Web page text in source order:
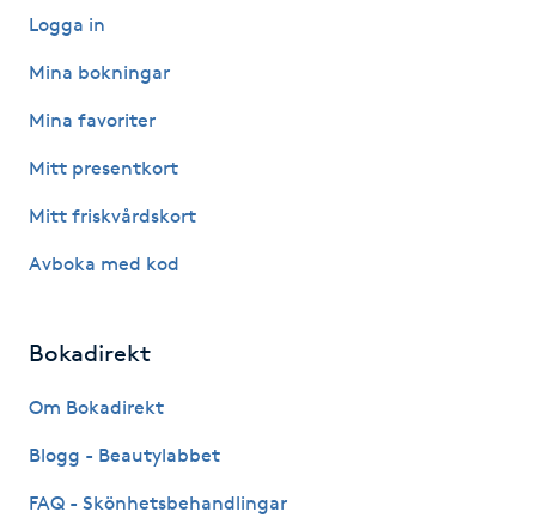
Hudvård
Hyperhidros
Hårbottenbehandling
Hårvård
Logga in
Mina bokningar
Mina favoriter
Mitt presentkort
Mitt friskvårdskort
Avboka med kod
Bokadirekt
Om Bokadirekt
Blogg - Beautylabbet
FAQ - Skönhetsbehandlingar